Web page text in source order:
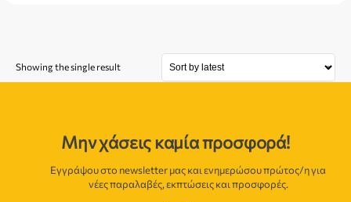
Showing the single result
Μην χάσεις καμία προσφορά!
Εγγράψου στο newsletter μας και ενημερώσου πρώτος/η για
νέες παραλαβές, εκπτώσεις και προσφορές.